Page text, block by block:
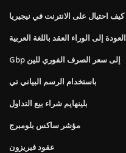
كيف احتيال على الانترنت في نيجيريا
العودة إلى الوراء العقد باللغة العربية
Gbp إلى سعر الصرف الفوري للين
باستخدام الرسم البياني تي
بلينهايم شراء بيع التداول
مؤشر ساكس بلومبرج
عقود فيريزون